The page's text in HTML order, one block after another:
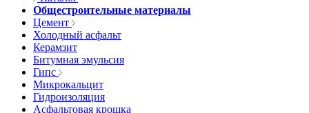
Общестроительные материалы
Цемент
Холодный асфальт
Керамзит
Битумная эмульсия
Гипс
Микрокальцит
Гидроизоляция
Асфальтовая крошка